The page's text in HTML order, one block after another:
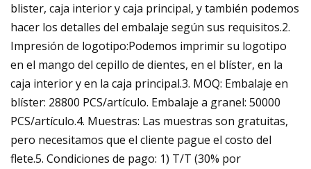
blister, caja interior y caja principal, y también podemos
hacer los detalles del embalaje según sus requisitos.2.
Impresión de logotipo:Podemos imprimir su logotipo
en el mango del cepillo de dientes, en el blíster, en la
caja interior y en la caja principal.3. MOQ: Embalaje en
blíster: 28800 PCS/artículo. Embalaje a granel: 50000
PCS/artículo.4. Muestras: Las muestras son gratuitas,
pero necesitamos que el cliente pague el costo del
flete.5. Condiciones de pago: 1) T/T (30% por